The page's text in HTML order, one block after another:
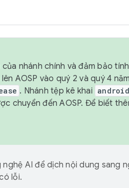
nhánh chính và đảm bảo
AOSP vào quý 2 và quý 4
. Nhánh tệp kê khai
chuyển đến AOSP. Để biết
AI để dịch nội dung sang
lỗi.